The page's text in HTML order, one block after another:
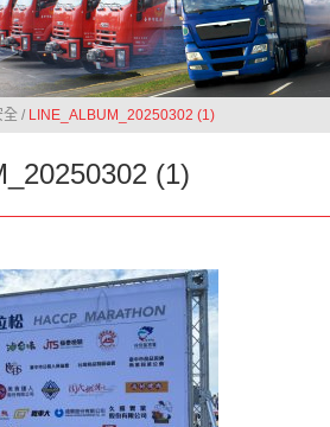
/ LINE_ALBUM_20250302 (1)
(1)